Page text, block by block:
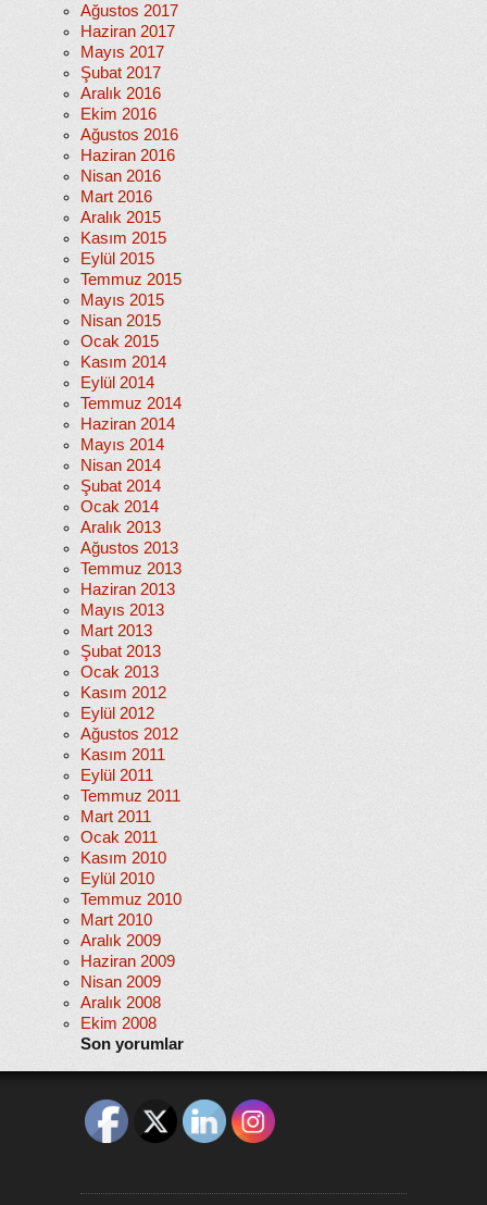
Ağustos 2017
Haziran 2017
Mayıs 2017
Şubat 2017
Aralık 2016
Ekim 2016
Ağustos 2016
Haziran 2016
Nisan 2016
Mart 2016
Aralık 2015
Kasım 2015
Eylül 2015
Temmuz 2015
Mayıs 2015
Nisan 2015
Ocak 2015
Kasım 2014
Eylül 2014
Temmuz 2014
Haziran 2014
Mayıs 2014
Nisan 2014
Şubat 2014
Ocak 2014
Aralık 2013
Ağustos 2013
Temmuz 2013
Haziran 2013
Mayıs 2013
Mart 2013
Şubat 2013
Ocak 2013
Kasım 2012
Eylül 2012
Ağustos 2012
Kasım 2011
Eylül 2011
Temmuz 2011
Mart 2011
Ocak 2011
Kasım 2010
Eylül 2010
Temmuz 2010
Mart 2010
Aralık 2009
Haziran 2009
Nisan 2009
Aralık 2008
Ekim 2008
Son yorumlar